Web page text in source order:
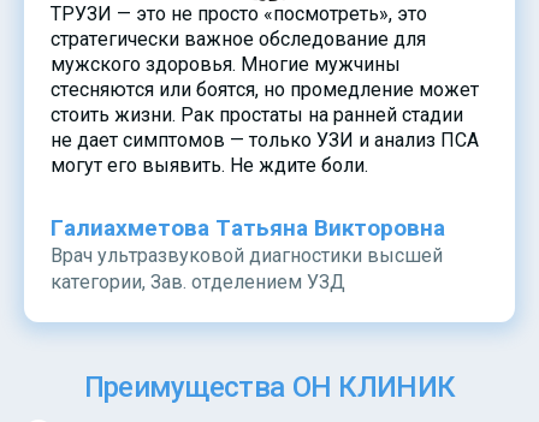
ТРУЗИ — это не просто «посмотреть», это
стратегически важное обследование для
мужского здоровья. Многие мужчины
стесняются или боятся, но промедление может
стоить жизни. Рак простаты на ранней стадии
не дает симптомов — только УЗИ и анализ ПСА
могут его выявить. Не ждите боли.
Галиахметова Татьяна Викторовна
Врач ультразвуковой диагностики высшей
категории, Зав. отделением УЗД
Преимущества ОН КЛИНИК